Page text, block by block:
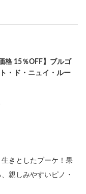
格 15％OFF】ブルゴ
・ド・ニュイ・ルー
きとしたブーケ！果
親しみやすいピノ・